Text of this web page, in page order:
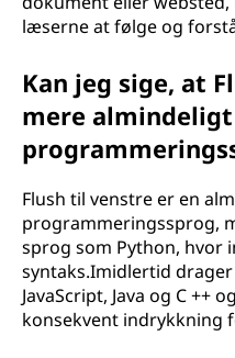
læserne at følge og
Kan jeg sige, at
mere almindeligt
Flush til venstre er en
programmeringssprog,
sprog som Python, hvor
syntaks.Imidlertid
JavaScript, Java og C ++
konsekvent indrykkning